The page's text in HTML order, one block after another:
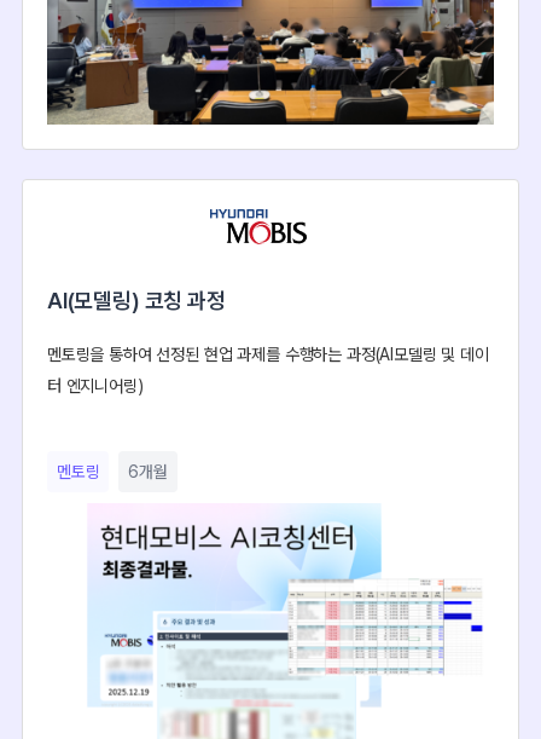
AI(모델링) 코칭 과정
멘토링을 통하여 선정된 현업 과제를 수행하는 과정(AI모델링 및 데이
터 엔지니어링)
멘토링 6개월